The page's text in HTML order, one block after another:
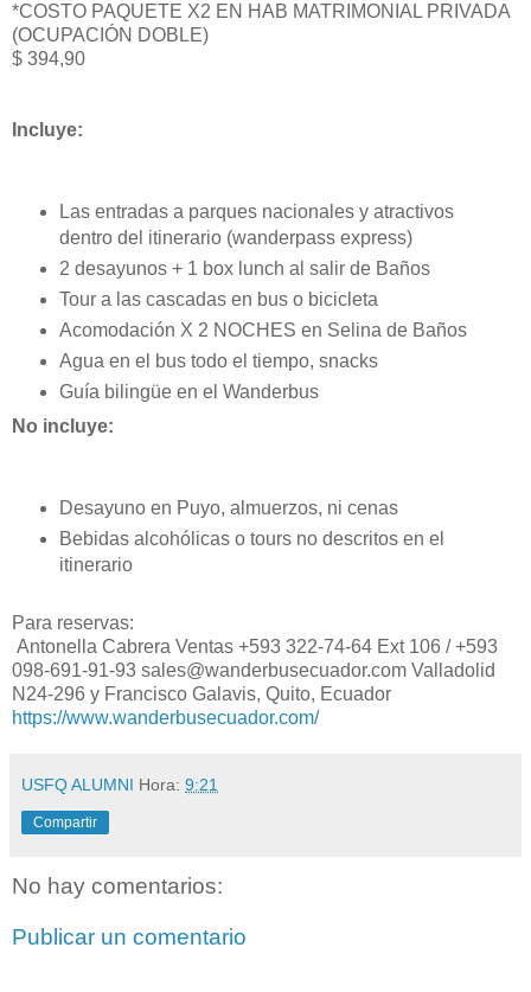
*COSTO PAQUETE X2 EN HAB MATRIMONIAL PRIVADA
(OCUPACIÓN DOBLE)
$ 394,90
Incluye:
Las entradas a parques nacionales y atractivos
dentro del itinerario (wanderpass express)
2 desayunos + 1 box lunch al salir de Baños
Tour a las cascadas en bus o bicicleta
Acomodación X 2 NOCHES en Selina de Baños
Agua en el bus todo el tiempo, snacks
Guía bilingüe en el Wanderbus
No incluye:
Desayuno en Puyo, almuerzos, ni cenas
Bebidas alcohólicas o tours no descritos en el
itinerario
Para reservas:
Antonella Cabrera Ventas +593 322-74-64 Ext 106 / +593
098-691-91-93 sales@wanderbusecuador.com Valladolid
N24-296 y Francisco Galavis, Quito, Ecuador
https://www.wanderbusecuador.com/
USFQ ALUMNI Hora: 9:21
Compartir
No hay comentarios:
Publicar un comentario